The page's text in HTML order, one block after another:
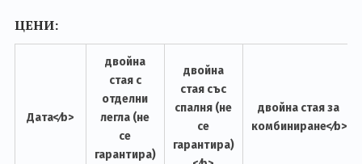
ЦЕНИ:
Дата<∕b>
двойна
стая с
отделни
легла (не
се
гарантира)
двойна
стая със
спалня (не
се
гарантира)
двойна стая за
комбиниране<∕b>